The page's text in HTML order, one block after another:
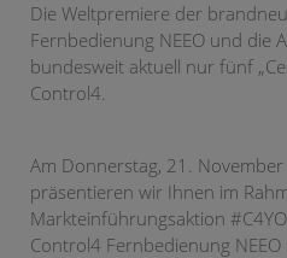
Die Weltpremiere der
Fernbedienung NEEO und die
bundesweit aktuell nur fünf
Control4.
Am Donnerstag, 21.
präsentieren wir Ihnen im
Markteinführungsaktion
Control4 Fernbedienung